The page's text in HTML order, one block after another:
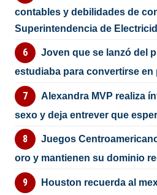
contables y debilidades de
Superintendencia de
Joven que se lanzó del
estudiaba para convertirse en
Alexandra MVP realiza
sexo y deja entrever que
Juegos
oro y mantienen su dominio
Houston recuerda al